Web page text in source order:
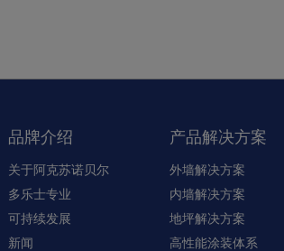
品牌介绍
关于阿克苏诺贝尔
多乐士专业
可持续发展
新闻
产品解决方案
外墙解决方案
内墙解决方案
地坪解决方案
高性能涂装体系